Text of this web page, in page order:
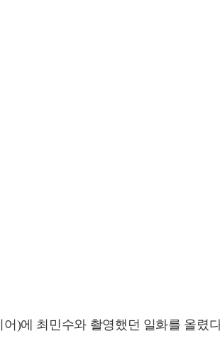
)에 최민수와 촬영했던 일화를 올렸